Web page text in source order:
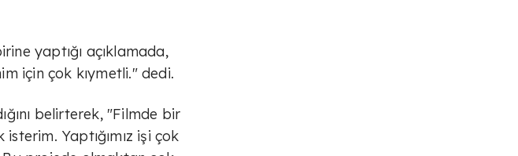
yaptığı açıklamada,
için çok kıymetli." dedi.
belirterek, "Filmde bir
Yaptığımız işi çok